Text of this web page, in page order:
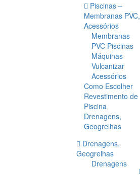
Piscinas –
Membranas PVC,
Acessórios
Membranas
PVC Piscinas
Máquinas
Vulcanizar
Acessórios
Como Escolher
Revestimento de
Piscina
Drenagens,
Geogrelhas
Drenagens,
Geogrelhas
Drenagens